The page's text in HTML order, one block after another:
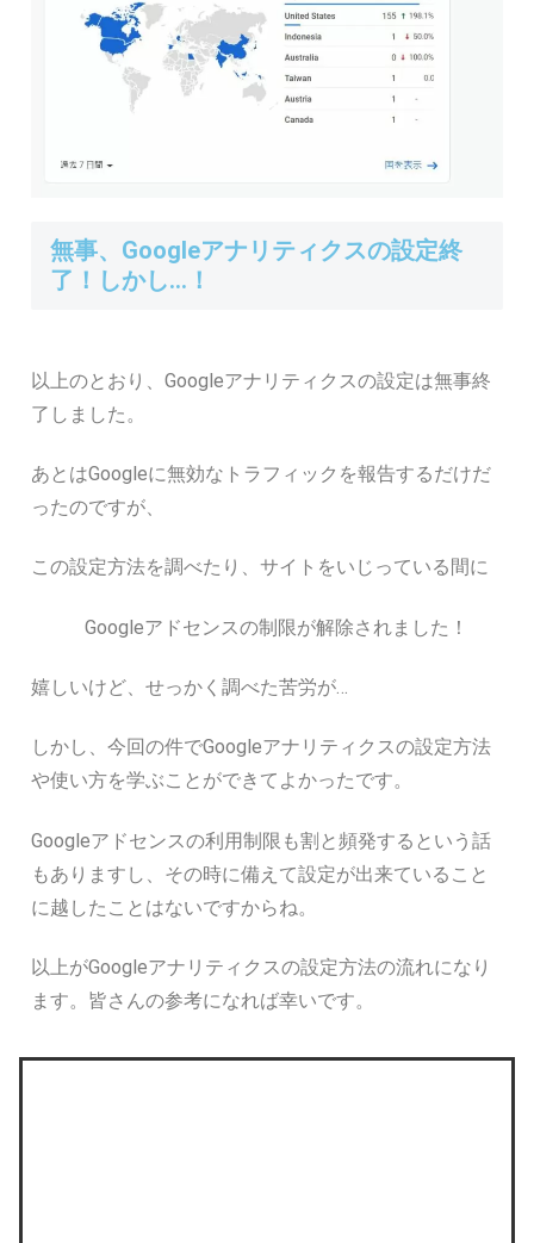
無事、Googleアナリティクスの設定終
了！しかし…！
以上のとおり、Googleアナリティクスの設定は無事終
了しました。
あとはGoogleに無効なトラフィックを報告するだけだ
ったのですが、
この設定方法を調べたり、サイトをいじっている間に
Googleアドセンスの制限が解除されました！
嬉しいけど、せっかく調べた苦労が…
しかし、今回の件でGoogleアナリティクスの設定方法
や使い方を学ぶことができてよかったです。
Googleアドセンスの利用制限も割と頻発するという話
もありますし、その時に備えて設定が出来ていること
に越したことはないですからね。
以上がGoogleアナリティクスの設定方法の流れになり
ます。皆さんの参考になれば幸いです。